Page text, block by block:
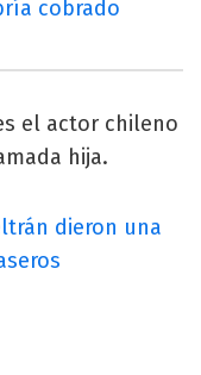
cobrado
el actor chileno
hija.
dieron una